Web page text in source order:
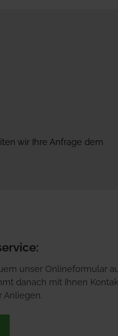
wir Ihre Anfrage dem
unser Onlineformular
danach mit Ihnen
Anliegen.